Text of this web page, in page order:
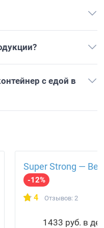
с едой в
Super Strong —
-12%
4 Отзывов: 2
1433 руб. в